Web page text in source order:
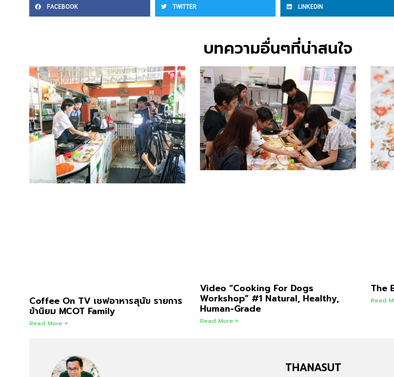
FACEBOOK TWITTER LINKEDIN
บทความอื่นๆที่น่าสนใจ
Coffee On TV เชฟอาหารสุนัข รายการ
ข้านิยม MCOT Family
Read More »
Video “Cooking For Dogs
Workshop” #1 Natural, Healthy,
Human-Grade
Read More »
The
Read
THANASUT